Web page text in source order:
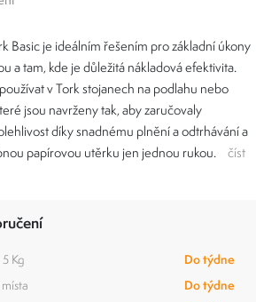
Basic je ideálním řešením pro základní úkony
a tam, kde je důležitá nákladová efektivita.
v Tork stojanech na podlahu nebo
jsou navrženy tak, aby zaručovaly
díky snadnému plnění a odtrhávání a
papírovou utěrku jen jednou rukou.
číst
Kg
Do týdne
Do týdne